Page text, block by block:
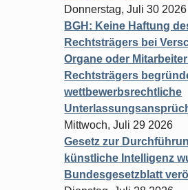
Donnerstag, Juli 30 2026
BGH: Keine Haftung
Rechtsträgers bei
Organe oder
Rechtsträgers
wettbewerbsrechtliche
Mittwoch, Juli 29 2026
Gesetz zur
künstliche Intelligenz
Bundesgesetzblatt